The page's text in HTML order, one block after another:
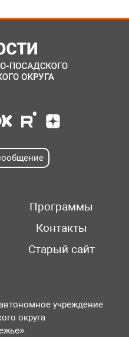
Программы
Контакты
Старый сайт
учреждение
округа